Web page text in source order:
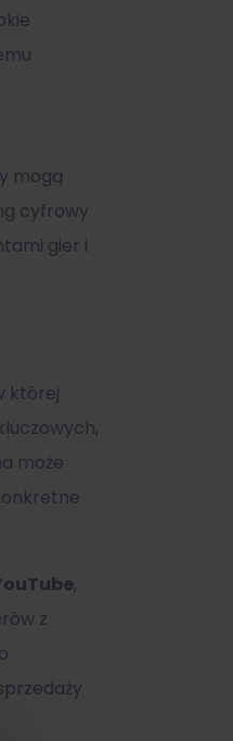
mogą
cyfrowy
gier i
której
może
,
z